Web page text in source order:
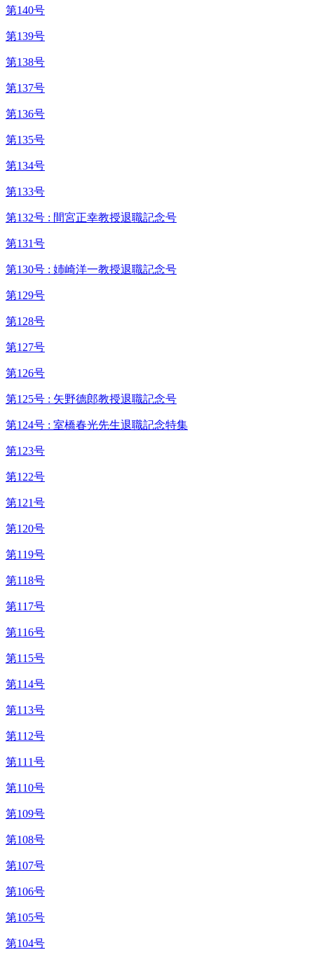
第140号
第139号
第138号
第137号
第136号
第135号
第134号
第133号
第132号 : 間宮正幸教授退職記念号
第131号
第130号 : 姉崎洋一教授退職記念号
第129号
第128号
第127号
第126号
第125号 : 矢野德郎教授退職記念号
第124号 : 室橋春光先生退職記念特集
第123号
第122号
第121号
第120号
第119号
第118号
第117号
第116号
第115号
第114号
第113号
第112号
第111号
第110号
第109号
第108号
第107号
第106号
第105号
第104号